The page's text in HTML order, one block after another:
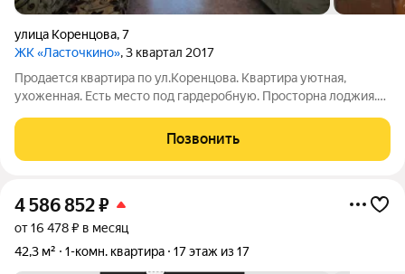
улица Коренцова,7
ЖК «Ласточкино», 3 квартал 2017
Продается квартира по ул.Коренцова. Квартира уютная,
ухоженная. Есть место под гардеробную. Просторна лоджия.
Строится мега школа. Магазины, ТЦ, спорткомплекс, лес - в
шаговой доступности
Позвонить
4 586 852₽
от 16 478 ₽ в месяц
42,3 м²
1-комн. квартира 17 этаж из 17